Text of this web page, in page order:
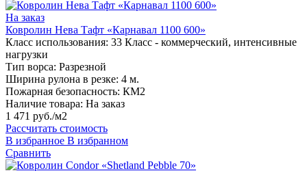
На заказ
Ковролин Нева Тафт «Карнавал 1100 600»
Класс использования: 33 Класс - коммерческий, интенсивные
нагрузки
Тип ворса: Разрезной
Ширина рулона в резке: 4 м.
Пожарная безопасность: КМ2
Наличие товара: На заказ
1 471 руб./м2
Рассчитать стоимость
В избранное В избранном
Сравнить